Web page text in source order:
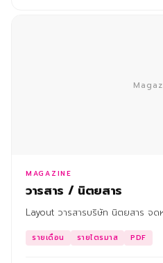
MAGAZINE
วารสาร / นิตยสาร
Layout วารสารบริษัท นิตยสาร จ
รายเดือน รายไตรมาส PDF